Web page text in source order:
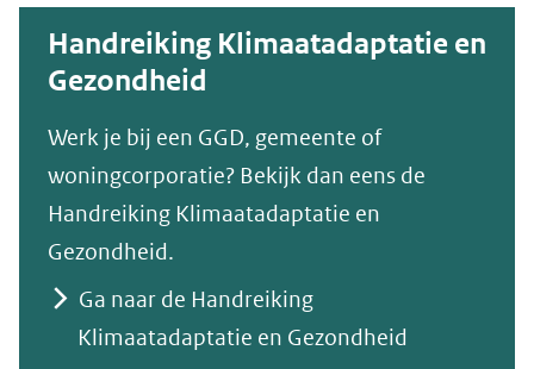
Handreiking Klimaatadaptatie en
Gezondheid
Werk je bij een GGD, gemeente of
woningcorporatie? Bekijk dan eens de
Handreiking Klimaatadaptatie en
Gezondheid.
Ga naar de Handreiking
Klimaatadaptatie en Gezondheid